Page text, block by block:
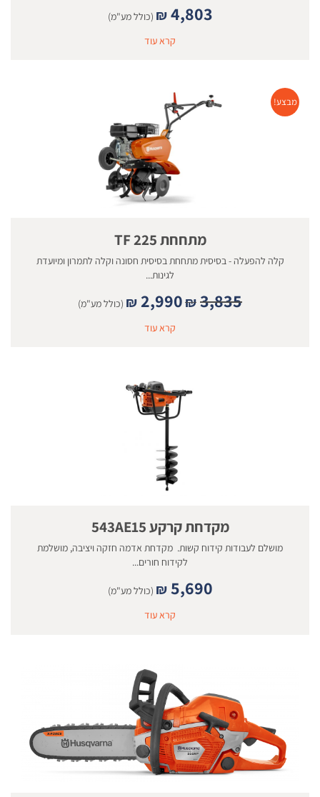
₪ 4,803
(כולל מע"מ)
קרא עוד
מבצע!
מתחחת TF 225
קלה להפעלה - בסיסית מתחחת בסיסית חסונה וקלה לתמרון ומיועדת
לגינות...
₪3,835
₪ 2,990
(כולל מע"מ)
קרא עוד
מקדחת קרקע 543AE15
מושלם לעבודות קידוח קשות. מקדחת אדמה חזקה ויציבה, מושלמת
לקידוח חורים...
₪ 5,690
(כולל מע"מ)
קרא עוד